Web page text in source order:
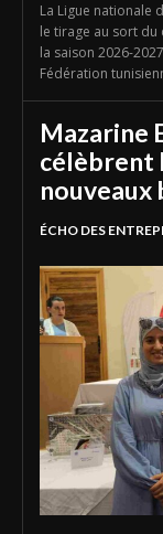
La Ligue nationale
le tirage au sort du
la saison 2026-
Fédération
Mazarine
célèbrent
nouveaux
ÉCHO DES